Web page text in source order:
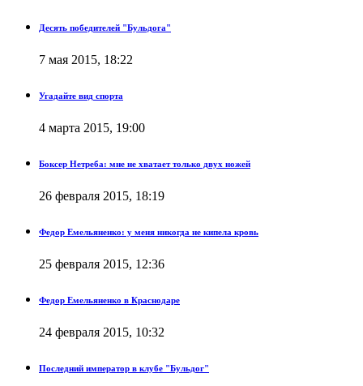
Десять победителей "Бульдога"
7 мая 2015, 18:22
Угадайте вид спорта
4 марта 2015, 19:00
Боксер Нетреба: мне не хватает только двух ножей
26 февраля 2015, 18:19
Федор Емельяненко: у меня никогда не кипела кровь
25 февраля 2015, 12:36
Федор Емельяненко в Краснодаре
24 февраля 2015, 10:32
Последний император в клубе "Бульдог"